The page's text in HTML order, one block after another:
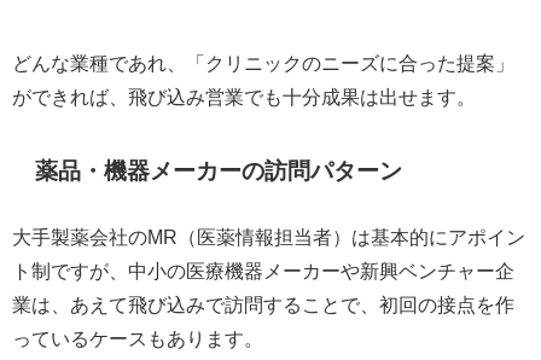
どんな業種であれ、「クリニックのニーズに合った提案」
ができれば、飛び込み営業でも十分成果は出せます。
薬品・機器メーカーの訪問パターン
大手製薬会社のMR（医薬情報担当者）は基本的にアポイン
ト制ですが、中小の医療機器メーカーや新興ベンチャー企
業は、あえて飛び込みで訪問することで、初回の接点を作
っているケースもあります。